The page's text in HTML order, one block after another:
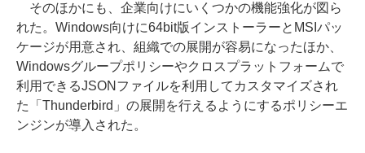
そのほかにも、企業向けにいくつかの機能強化が図ら
れた。Windows向けに64bit版インストーラーとMSIパッ
ケージが用意され、組織での展開が容易になったほか、
Windowsグループポリシーやクロスプラットフォームで
利用できるJSONファイルを利用してカスタマイズされ
た「Thunderbird」の展開を行えるようにするポリシーエ
ンジンが導入された。